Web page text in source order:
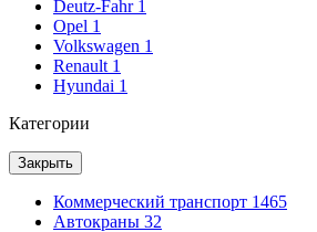
Deutz-Fahr 1
Opel 1
Volkswagen 1
Renault 1
Hyundai 1
Категории
Закрыть
Коммерческий транспорт 1465
Автокраны 32